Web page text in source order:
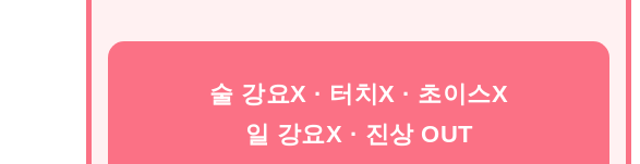
술 강요X · 터치X · 초이스X
일 강요X · 진상 OUT